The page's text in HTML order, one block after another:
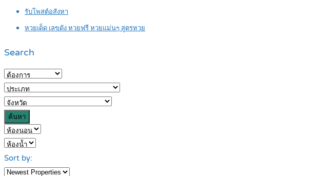
รับโพสต์อสังหา
หวยเด็ด เลขดัง หวยฟรี หวยแม่นๆ สูตรหวย
Search
ค้นหา
Sort by: